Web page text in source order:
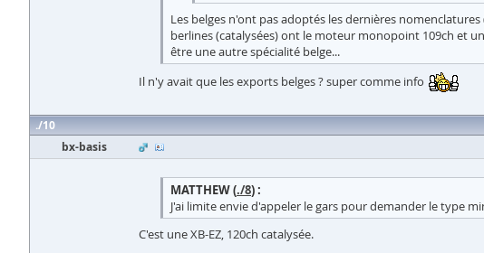
Les belges n'ont pas adoptés les dernières
berlines (catalysées) ont le moteur monopoint 109ch et
être une autre spécialité belge...
Il n'y avait que les exports belges ? super comme info
10
bx-basis
MATTHEW (./8) :
J'ai limite envie d'appeler le gars pour demander le type
C'est une XB-EZ, 120ch catalysée.